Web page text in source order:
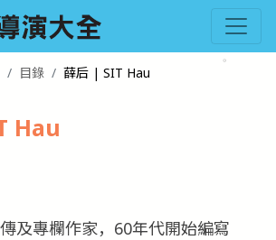
目錄 薛后 | SIT Hau
Hau
及專欄作家，60年代開始編寫